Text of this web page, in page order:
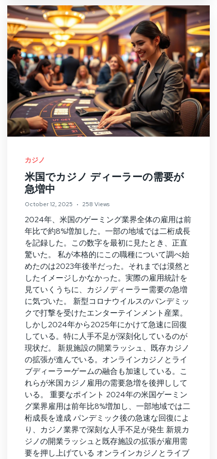
カジノ
米国でカジノ ディーラーの需要が
急増中
October 12, 2025 258 Views
2024年、米国のゲーミング業界全体の雇用は前
年比で約8%増加した。一部の地域では二桁成長
を記録した。この数字を最初に見たとき、正直
驚いた。 私が本格的にこの職種について調べ始
めたのは2023年後半だった。それまでは漠然と
したイメージしかなかった。実際の雇用統計を
見ていくうちに、カジノディーラー需要の急増
に気づいた。 新型コロナウイルスのパンデミッ
クで打撃を受けたエンターテインメント産業。
しかし2024年から2025年にかけて急速に回復
している。特に人手不足が深刻化しているのが
現状だ。 新規施設の開業ラッシュ、既存カジノ
の拡張が進んでいる。オンラインカジノとライ
ブディーラーゲームの融合も加速している。こ
れらが米国カジノ雇用の需要急増を後押しして
いる。 重要なポイント 2024年の米国ゲーミン
グ業界雇用は前年比8%増加し、一部地域では二
桁成長を達成 パンデミック後の急速な回復によ
り、カジノ業界で深刻な人手不足が発生 新規カ
ジノの開業ラッシュと既存施設の拡張が雇用需
要を押し上げている オンラインカジノとライブ